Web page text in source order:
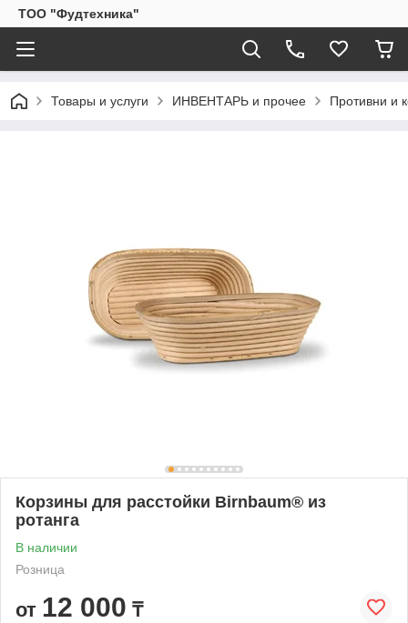
ТОО "Фудтехника"
Товары и услуги ИНВЕНТАРЬ и прочее Противни и
Корзины для расстойки Birnbaum® из
ротанга
В наличии
Розница
от 12 000 ₸